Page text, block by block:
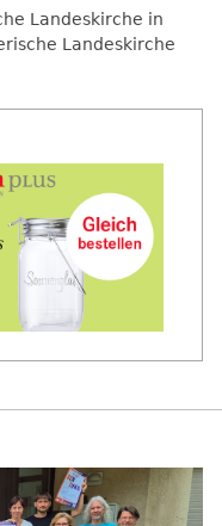
Landeskirche in
Landeskirche